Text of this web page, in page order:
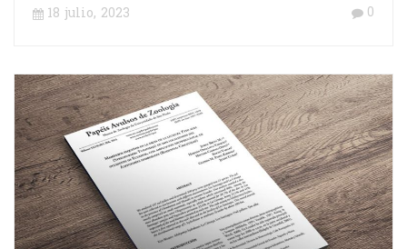
18 julio, 2023 0